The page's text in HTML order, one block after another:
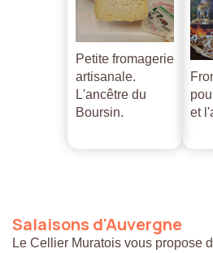
Petite fromagerie
artisanale.
L'ancêtre du
Boursin.
et
Salaisons d'Auvergne
Le Cellier Muratois vous propose